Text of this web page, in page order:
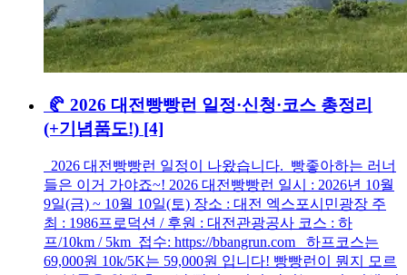
🥐 2026 대전빵빵런 일정·신청·코스 총정리
(+기념품도!) [4]
2026 대전빵빵런 일정이 나왔습니다. 빵좋아하는 러너
들은 이거 가야죠~! 2026 대전빵빵런 일시 : 2026년 10월
9일(금) ~ 10월 10일(토) 장소 : 대전 엑스포시민광장 주
최 : 1986프로덕션 / 후원 : 대전관광공사 코스 : 하
프/10km / 5km 접수: https://bbangrun.com 하프코스는
69,000원 10k/5K는 59,000원 입니다! 빵빵런이 뭔지 모르